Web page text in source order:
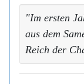
"Im ersten
aus dem
Reich der